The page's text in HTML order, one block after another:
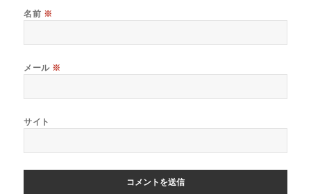
名前 ※
メール ※
サイト